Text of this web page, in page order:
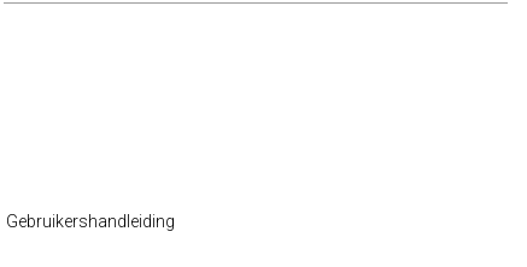
Gebruikershandleiding